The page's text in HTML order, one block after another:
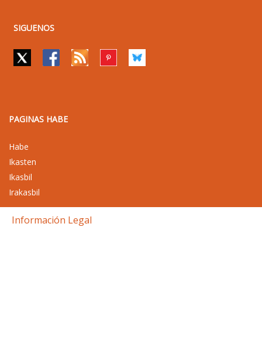
SIGUENOS
PAGINAS HABE
Habe
Ikasten
Ikasbil
Irakasbil
Información Legal